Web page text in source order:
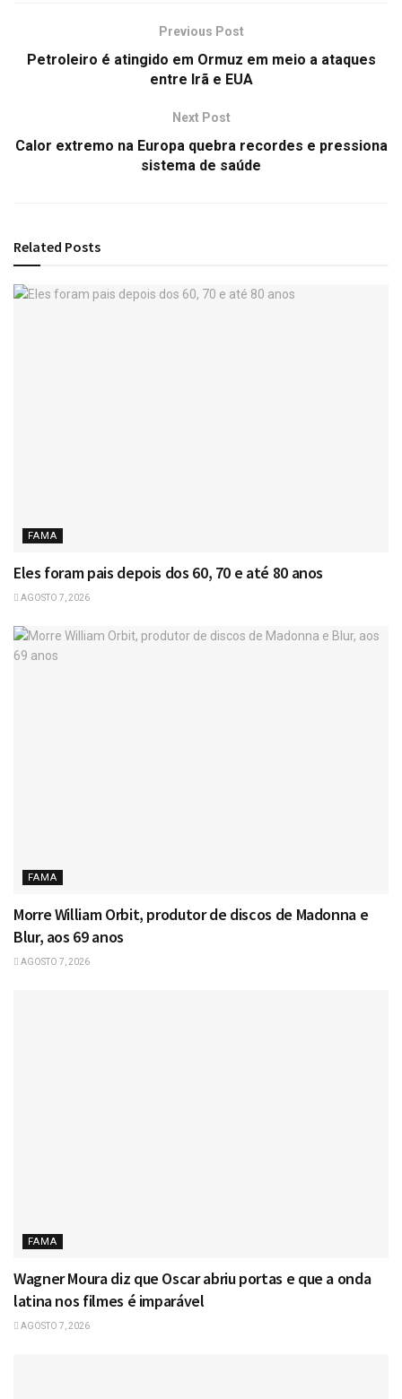
Previous Post
Petroleiro é atingido em Ormuz em meio a ataques
entre Irã e EUA
Next Post
Calor extremo na Europa quebra recordes e pressiona
sistema de saúde
Related Posts
FAMA
Eles foram pais depois dos 60, 70 e até 80 anos
AGOSTO 7, 2026
FAMA
Morre William Orbit, produtor de discos de Madonna e
Blur, aos 69 anos
AGOSTO 7, 2026
FAMA
Wagner Moura diz que Oscar abriu portas e que a onda
latina nos filmes é imparável
AGOSTO 7, 2026